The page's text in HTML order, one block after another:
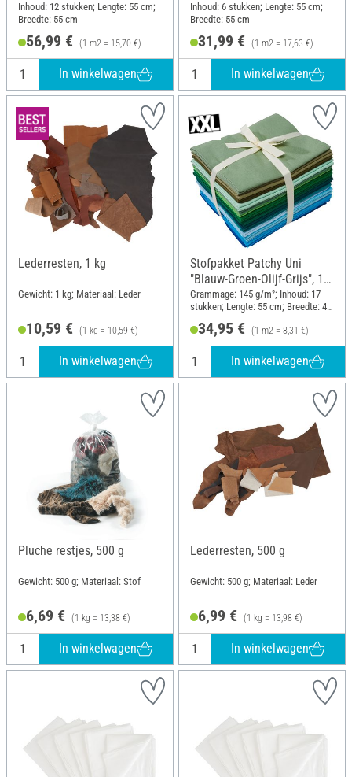
Inhoud: 12 stukken; Lengte: 55 cm;
Breedte: 55 cm
56,99 € (1 m2 = 15,70 €)
In winkelwagen
Inhoud: 6 stukken; Lengte: 55 cm;
Breedte: 55 cm
31,99 € (1 m2 = 17,63 €)
In winkelwagen
Lederresten, 1 kg
Gewicht: 1 kg; Materiaal: Leder
10,59 € (1 kg = 10,59 €)
In winkelwagen
Stofpakket Patchy Uni
"Blauw-Groen-Olijf-Grijs", 17
stekken
Grammage: 145 g/m²; Inhoud: 17
stukken; Lengte: 55 cm; Breedte: 45
34,95 € (1 m2 = 8,31 €)
In winkelwagen
Pluche restjes, 500 g
Gewicht: 500 g; Materiaal: Stof
6,69 € (1 kg = 13,38 €)
In winkelwagen
Lederresten, 500 g
Gewicht: 500 g; Materiaal: Leder
6,99 € (1 kg = 13,98 €)
In winkelwagen